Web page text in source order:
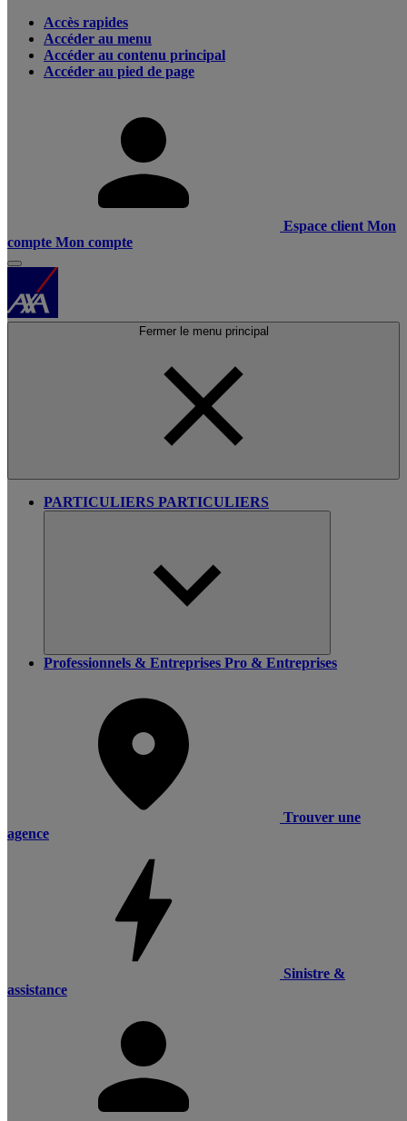
Accès rapides
Accéder au menu
Accéder au contenu principal
Accéder au pied de page
Espace client Mon
compte Mon compte
Fermer le menu principal
PARTICULIERS PARTICULIERS
Professionnels & Entreprises Pro & Entreprises
Trouver une
agence
Sinistre &
assistance